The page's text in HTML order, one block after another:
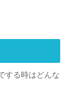
する時はどんな